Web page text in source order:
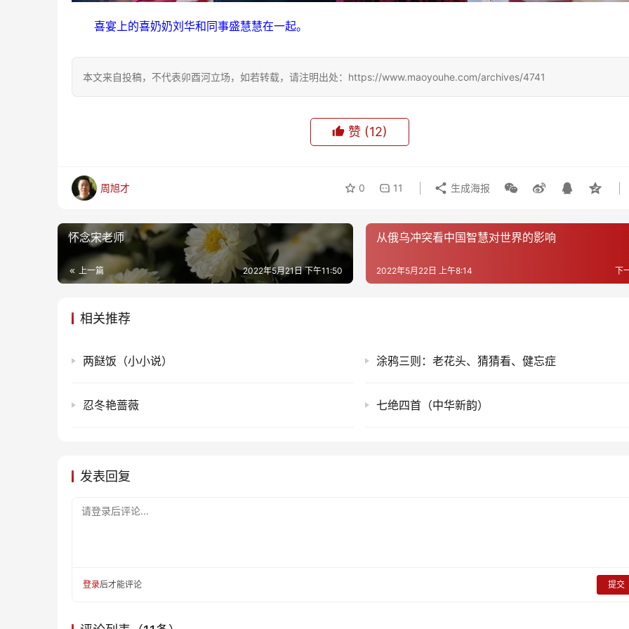
喜宴上的喜奶奶刘华和同事盛慧慧在一起。
本文来自投稿，不代表卯酉河立场，如若转载，请注明出处：https://www.maoyouhe.com/archives/4741
赞 (12)
周旭才 0 11 生成海报
怀念宋老师
上一篇 2022年5月21日 下午11:50
从俄乌冲突看中国智慧对世界的影响
下
2022年5月22日 上午8:14
相关推荐
两餸饭（小小说） 涂鸦三则：老花头、猜猜看、健忘症
忍冬艳蔷薇 七绝四首（中华新韵）
发表回复
请登录后评论...
登录后才能评论 提交